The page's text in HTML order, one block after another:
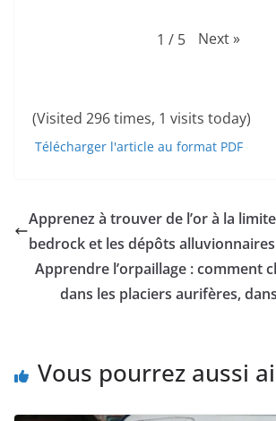
1 / 5 Next »
(Visited 296 times, 1 visits today)
Télécharger l'article au format PDF
Apprenez à trouver de l’or à la
bedrock et les dépôts
Apprendre l’orpaillage : comment
dans les placiers aurifères,
Vous pourrez aussi